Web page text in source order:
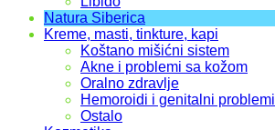
Natura Siberica
Kreme, masti, tinkture, kapi
Koštano mišićni sistem
Akne i problemi sa kožom
Oralno zdravlje
Hemoroidi i genitalni problemi
Ostalo